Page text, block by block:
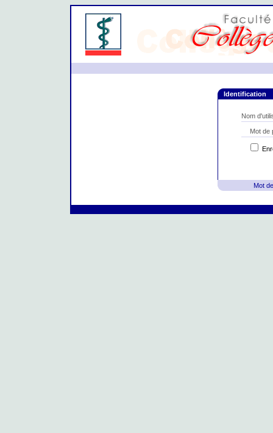
Identification
Nom
Mot de
Mot